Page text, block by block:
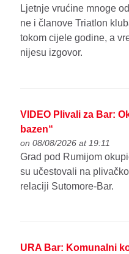
Ljetnje vrućine mnoge
ne i članove Triatlon
tokom cijele godine, a
nijesu izgovor.
VIDEO Plivali za Bar:
bazen“
on 08/08/2026 at 19:11
Grad pod Rumijom
su učestovali na
relaciji Sutomore-Bar.
URA Bar: Komunalni